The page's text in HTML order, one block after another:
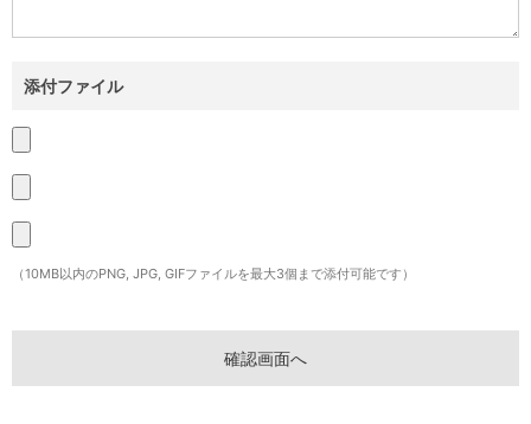
添付ファイル
（10MB以内のPNG, JPG, GIFファイルを最大3個まで添付可能です）